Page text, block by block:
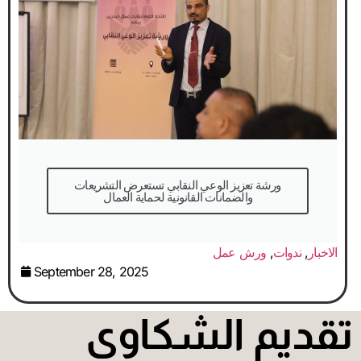
والضمانات القانونية لحماية العمال
الاخبار ,ندوات, ورش عمل
September 28, 2025
الشكاوى